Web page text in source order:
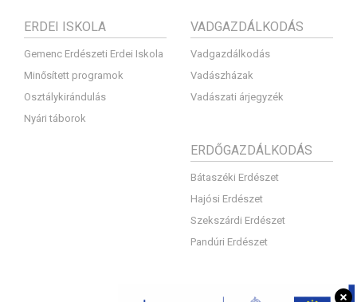
ERDEI ISKOLA
Gemenc Erdészeti Erdei Iskola
Minősített programok
Osztálykirándulás
Nyári táborok
VADGAZDÁLKODÁS
Vadgazdálkodás
Vadászházak
Vadászati árjegyzék
ERDŐGAZDÁLKODÁS
Bátaszéki Erdészet
Hajósi Erdészet
Szekszárdi Erdészet
Pandúri Erdészet